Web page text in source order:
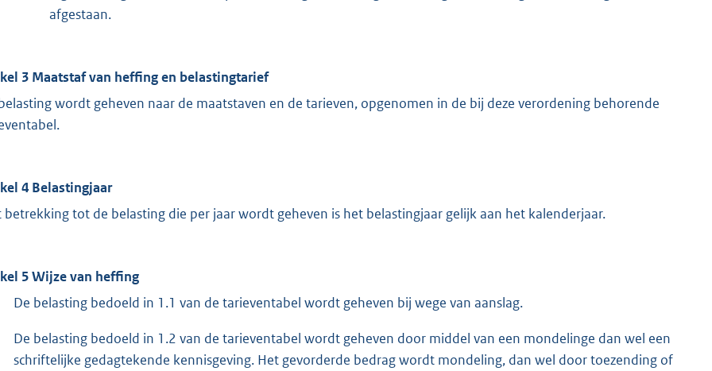
afgestaan.
3 Maatstaf van heffing en belastingtarief
wordt geheven naar de maatstaven en de tarieven, opgenomen in de bij deze verordening behorende
4 Belastingjaar
betrekking tot de belasting die per jaar wordt geheven is het belastingjaar gelijk aan het kalenderjaar.
5 Wijze van heffing
De belasting bedoeld in 1.1 van de tarieventabel wordt geheven bij wege van aanslag.
De belasting bedoeld in 1.2 van de tarieventabel wordt geheven door middel van een mondelinge dan wel een
schriftelijke gedagtekende kennisgeving. Het gevorderde bedrag wordt mondeling, dan wel door toezending of